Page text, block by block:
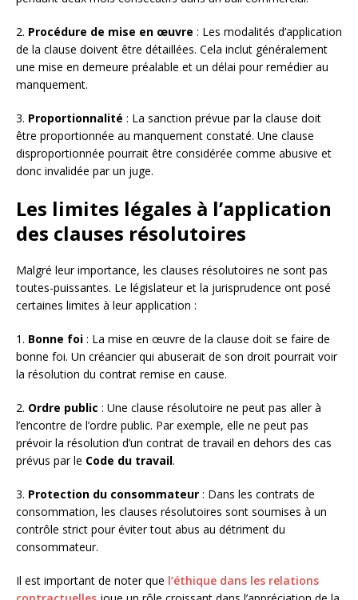
2. Procédure de mise en œuvre : Les modalités d’application
de la clause doivent être détaillées. Cela inclut généralement
une mise en demeure préalable et un délai pour remédier au
manquement.
3. Proportionnalité : La sanction prévue par la clause doit
être proportionnée au manquement constaté. Une clause
disproportionnée pourrait être considérée comme abusive et
donc invalidée par un juge.
Les limites légales à l’application
des clauses résolutoires
Malgré leur importance, les clauses résolutoires ne sont pas
toutes-puissantes. Le législateur et la jurisprudence ont posé
certaines limites à leur application :
1. Bonne foi : La mise en œuvre de la clause doit se faire de
bonne foi. Un créancier qui abuserait de son droit pourrait voir
la résolution du contrat remise en cause.
2. Ordre public : Une clause résolutoire ne peut pas aller à
l’encontre de l’ordre public. Par exemple, elle ne peut pas
prévoir la résolution d’un contrat de travail en dehors des cas
prévus par le Code du travail.
3. Protection du consommateur : Dans les contrats de
consommation, les clauses résolutoires sont soumises à un
contrôle strict pour éviter tout abus au détriment du
consommateur.
Il est important de noter que l’éthique dans les relations